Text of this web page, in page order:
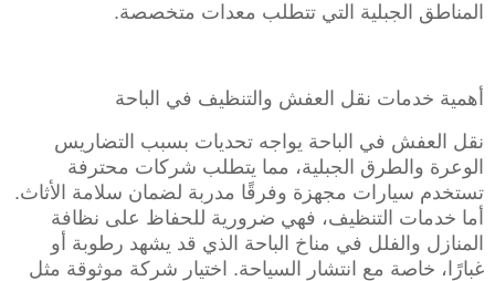
المناطق الجبلية التي تتطلب معدات متخصصة.
أهمية خدمات نقل العفش والتنظيف في الباحة
نقل العفش في الباحة يواجه تحديات بسبب التضاريس
الوعرة والطرق الجبلية، مما يتطلب شركات محترفة
تستخدم سيارات مجهزة وفرقًا مدربة لضمان سلامة الأثاث.
أما خدمات التنظيف، فهي ضرورية للحفاظ على نظافة
المنازل والفلل في مناخ الباحة الذي قد يشهد رطوبة أو
غبارًا، خاصة مع انتشار السياحة. اختيار شركة موثوقة مثل